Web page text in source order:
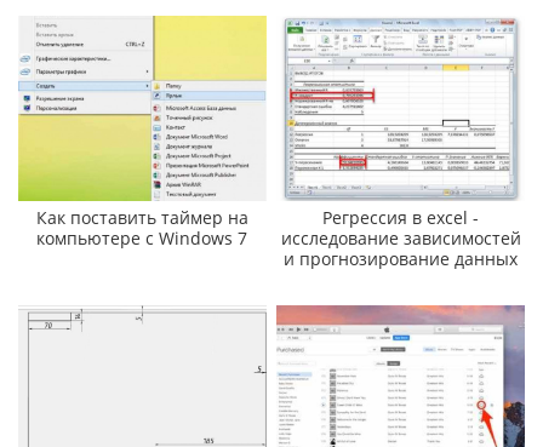
Как поставить таймер на
компьютере с Windows 7
Регрессия в excel -
исследование зависимостей
и прогнозирование данных